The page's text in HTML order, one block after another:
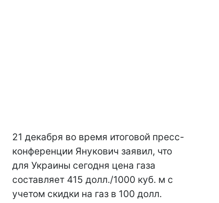
21 декабря во время итоговой пресс-
конференции Янукович заявил, что
для Украины сегодня цена газа
составляет 415 долл./1000 куб. м с
учетом скидки на газ в 100 долл.